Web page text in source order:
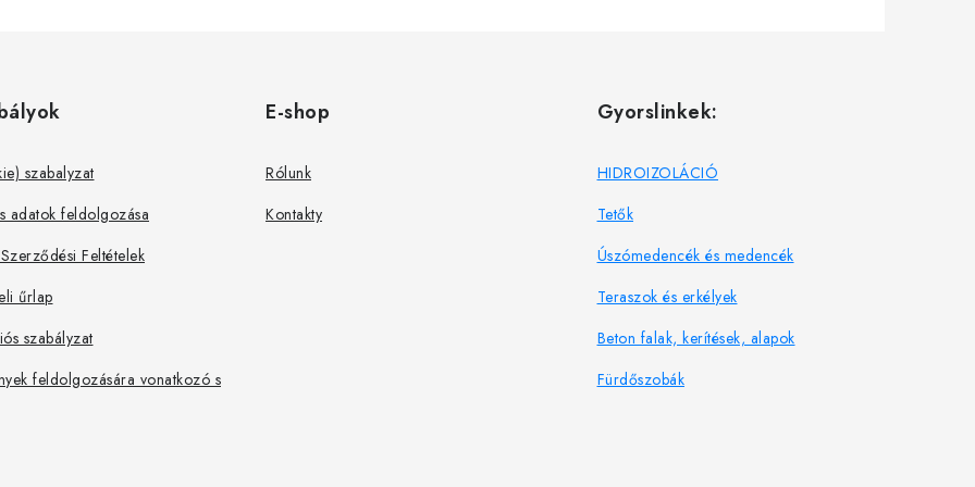
szabalyzat
adatok feldolgozása
Feltételek
űrlap
szabályzat
feldolgozására vonatkozó s
E-shop
Rólunk
Kontakty
Gyorslinkek:
HIDROIZOLÁCIÓ
Tetők
Úszómedencék és medencék
Teraszok és erkélyek
Beton falak, kerítések, alapok
Fürdőszobák